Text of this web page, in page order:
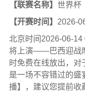
【联赛名称】 世界杯
【开赛时间】 2026-
北京时间2026-06-
将上演——巴西迎战
时免费在线放出，
是一场不容错过的盛
播】，建议您提前收